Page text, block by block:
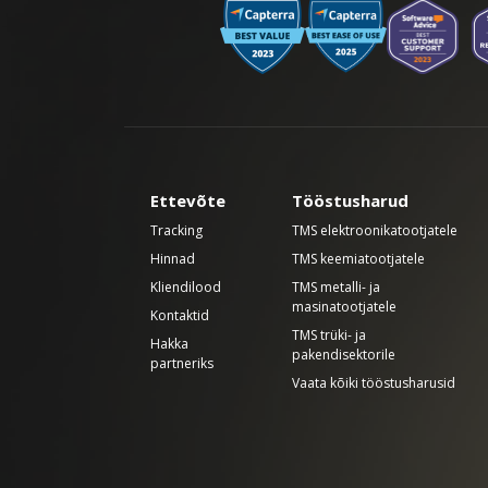
Ettevõte
Tracking
Hinnad
Kliendilood
Kontaktid
Hakka
partneriks
Tööstusharud
TMS elektroonikatootjatele
TMS keemiatootjatele
TMS metalli- ja
masinatootjatele
TMS trüki- ja
pakendisektorile
Vaata kõiki tööstusharusid